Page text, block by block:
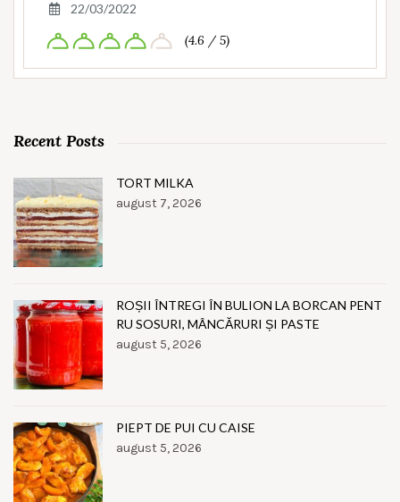
22/03/2022
(4.6 / 5)
Recent Posts
TORT MILKA
august 7, 2026
ROȘII ÎNTREGI ÎN BULION LA BORCAN PENT
RU SOSURI, MÂNCĂRURI ȘI PASTE
august 5, 2026
PIEPT DE PUI CU CAISE
august 5, 2026